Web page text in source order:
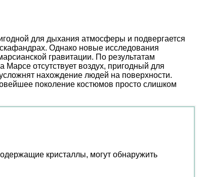
для дыхания атмосферы и подвергается
Однако новые исследования
гравитации. По результатам
отсутствует воздух, пригодный для
нахождение людей на поверхности.
поколение костюмов просто слишком
кристаллы, могут обнаружить